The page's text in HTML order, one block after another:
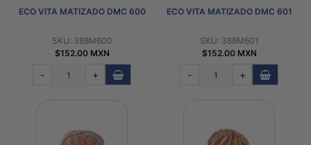
frecuentes
ECO VITA MATIZADO DMC 600
SKU: 388M600
$152.00 MXN
- +
ECO VITA MATIZADO DMC 601
SKU: 388M601
$152.00 MXN
- +